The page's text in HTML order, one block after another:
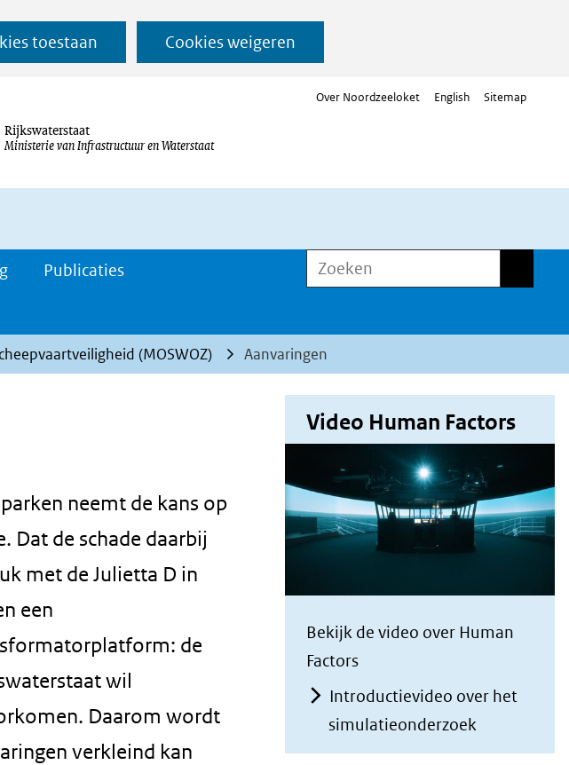
toestaan Cookies weigeren
Rijkswaterstaat
Ministerie van Infrastructuur en Waterstaat
Over Noordzeeloket English Sitemap
Publicaties Zoeken
(MOSWOZ) Aanvaringen
neemt de kans op
Dat de schade daarbij
met de Julietta D in
een
de
wil
Daarom wordt
verkleind kan
Video Human Factors
Bekijk de video over Human
Factors
Introductievideo over het
simulatieonderzoek